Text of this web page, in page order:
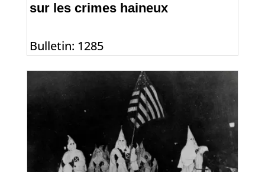
sur les crimes haineux
Bulletin: 1285